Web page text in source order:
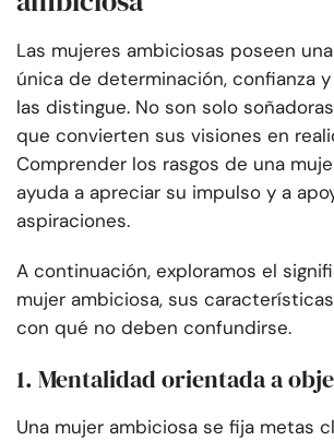
Las mujeres ambiciosas poseen
única de determinación, confianza
las distingue. No son solo
que convierten sus visiones en
Comprender los rasgos de una
ayuda a apreciar su impulso y a
aspiraciones.
A continuación, exploramos el
mujer ambiciosa, sus
con qué no deben confundirse.
1. Mentalidad orientada a
Una mujer ambiciosa se fija metas